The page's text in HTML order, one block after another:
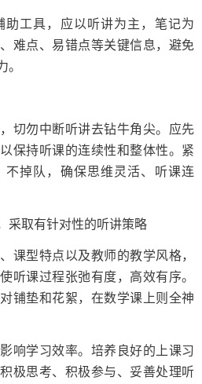
工具，应以听讲为主，笔记为
难点、易错点等关键信息，避免
。
勿中断听讲去钻牛角尖。应先
保持听课的连续性和整体性。紧
不掉队，确保思维灵活、听课连
取有针对性的听讲策略
型特点以及教师的教学风格，
听课过程张弛有度，高效有序。
铺垫和花絮，在数学课上则全神
学习效率。培养良好的上课习
极思考、积极参与、妥善处理听